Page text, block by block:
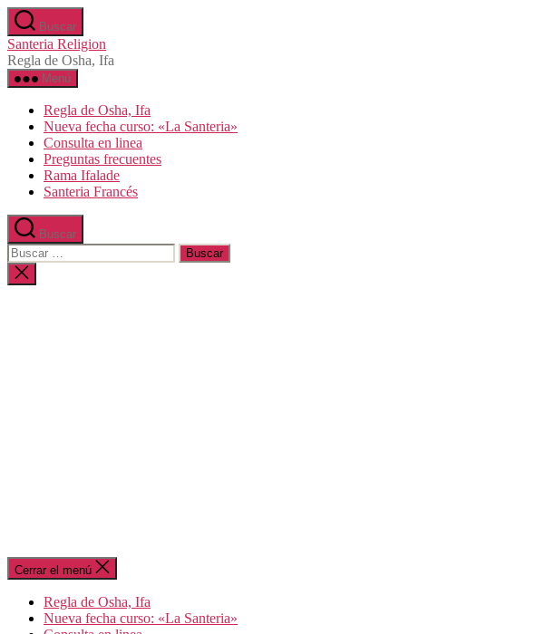
Saltar
al
contenido
Buscar
Santeria Religion
Regla de Osha, Ifa
Menú
Regla de Osha, Ifa
Nueva fecha curso: «La Santeria»
Consulta en linea
Preguntas frecuentes
Rama Ifalade
Santeria Francés
Buscar
Buscar:
Cerrar
la
Cerrar el menú
Regla de Osha, Ifa
Nueva fecha curso: «La Santeria»